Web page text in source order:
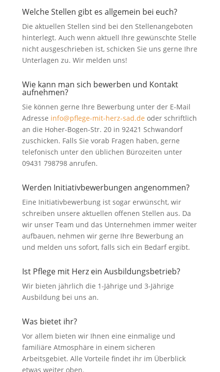
Welche Stellen gibt es allgemein bei euch?
Die aktuellen Stellen sind bei den Stellenangeboten
hinterlegt. Auch wenn aktuell Ihre gewünschte Stelle
nicht ausgeschrieben ist, schicken Sie uns gerne Ihre
Unterlagen zu. Wir melden uns!
Wie kann man sich bewerben und Kontakt
aufnehmen?
Sie können gerne Ihre Bewerbung unter der E-Mail
Adresse info@pflege-mit-herz-sad.de oder schriftlich
an die Hoher-Bogen-Str. 20 in 92421 Schwandorf
zuschicken. Falls Sie vorab Fragen haben, gerne
telefonisch unter den üblichen Bürozeiten unter
09431 798798 anrufen.
Werden Initiativbewerbungen angenommen?
Eine Initiativbewerbung ist sogar erwünscht, wir
schreiben unsere aktuellen offenen Stellen aus. Da
wir unser Team und das Unternehmen immer weiter
aufbauen, nehmen wir gerne Ihre Bewerbung an
und melden uns sofort, falls sich ein Bedarf ergibt.
Ist Pflege mit Herz ein Ausbildungsbetrieb?
Wir bieten jährlich die 1-Jährige und 3-Jährige
Ausbildung bei uns an.
Was bietet ihr?
Vor allem bieten wir Ihnen eine einmalige und
familiäre Atmosphäre in einem sicheren
Arbeitsgebiet. Alle Vorteile findet ihr im Überblick
etwas weiter oben.